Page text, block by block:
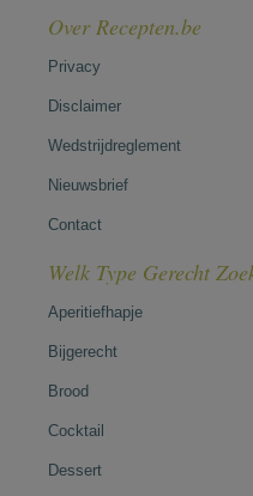
Over Recepten.be
Privacy
Disclaimer
Wedstrijdreglement
Nieuwsbrief
Contact
Welk Type Gerecht
Aperitiefhapje
Bijgerecht
Brood
Cocktail
Dessert